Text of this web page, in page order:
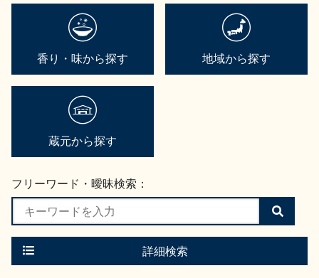
地酒カタログ
地酒用語集
お楽しみコンテンツ
香り・味から探す 地域から探す
蔵元から探す
フリーワード・曖昧検索：
検
索
す
詳細検索